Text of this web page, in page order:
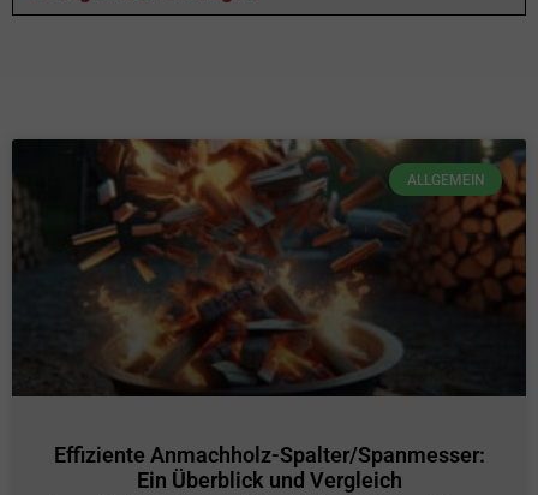
ALLGEMEIN
Effiziente Anmachholz-Spalter/Spanmesser:
Ein Überblick und Vergleich